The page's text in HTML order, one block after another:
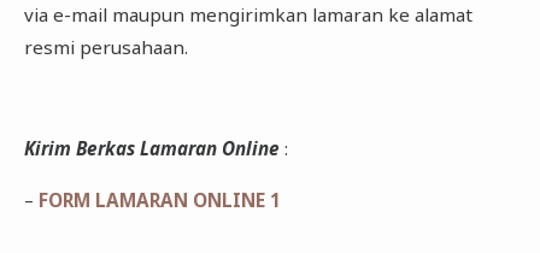
via e-mail maupun mengirimkan lamaran ke alamat
resmi perusahaan.
Kirim Berkas Lamaran Online :
– FORM LAMARAN ONLINE 1